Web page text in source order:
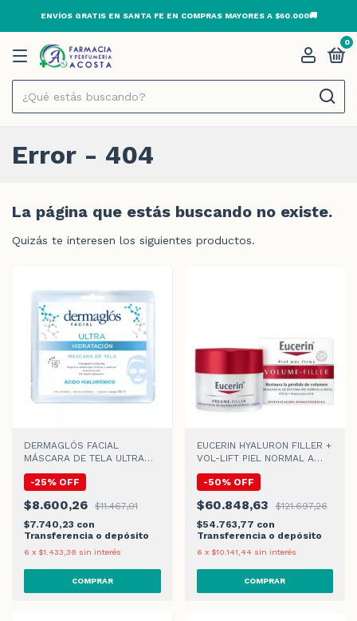
ENVÍOS GRATIS EN SANTA FE EN COMPRAS MAYORES A $60.000🚚
0
Error - 404
La página que estás buscando no existe.
Quizás te interesen los siguientes productos.
DERMAGLÓS FACIAL
MÁSCARA DE TELA ULTRA
-25% OFF
$8.600,26
$11.467,01
$7.740,23 con
Transferencia o depósito
6 x $1.433,38 sin interés
EUCERIN HYALURON FILLER +
VOL-LIFT PIEL NORMAL A
-50% OFF
$60.848,63
$121.697,26
$54.763,77 con
Transferencia o depósito
6 x $10.141,44 sin interés